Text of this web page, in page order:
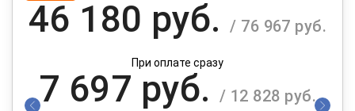
46 180 руб. / 76 967 руб.
При оплате сразу
7 697 руб. / 12 828 руб.